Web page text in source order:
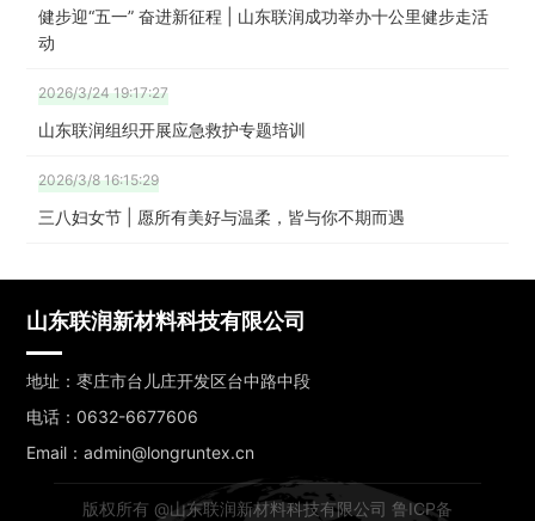
健步迎“五一” 奋进新征程 | 山东联润成功举办十公里健步走活
动
2026/3/24 19:17:27
山东联润组织开展应急救护专题培训
2026/3/8 16:15:29
三八妇女节 | 愿所有美好与温柔，皆与你不期而遇
山东联润新材料科技有限公司
地址：枣庄市台儿庄开发区台中路中段
电话：0632-6677606
Email：admin@longruntex.cn
版权所有 @山东联润新材料科技有限公司 鲁ICP备